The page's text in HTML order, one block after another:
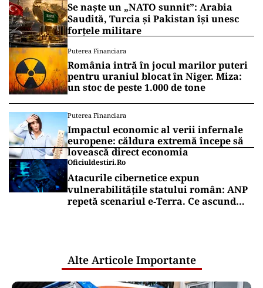
Se naște un „NATO sunnit”: Arabia
Saudită, Turcia și Pakistan își unesc
forțele militare
Puterea Financiara
România intră în jocul marilor puteri
pentru uraniul blocat în Niger. Miza:
un stoc de peste 1.000 de tone
Puterea Financiara
Impactul economic al verii infernale
europene: căldura extremă începe să
lovească direct economia
Oficiuldestiri.ro
Atacurile cibernetice expun
vulnerabilitățile statului român: ANP
repetă scenariul e‑Terra. Ce ascund
Alte Articole Importante